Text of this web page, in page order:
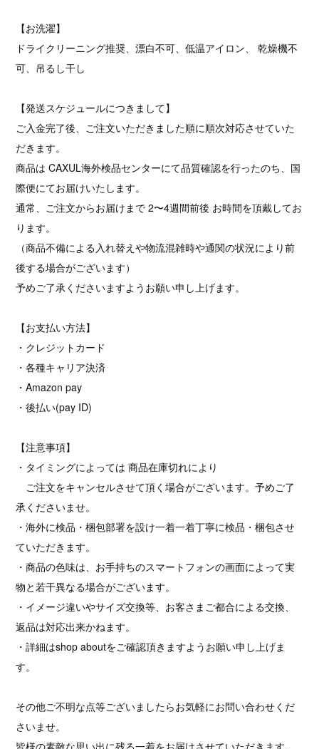
【お洗濯】
ドライクリーニング推奨、漂白不可、低温アイロン、 乾燥機不
可、吊るし干し
【発送スケジュールにつきまして】
ご入金完了後、ご注文いただきました順に順次対応させていた
だきます。
商品は CAXUL海外検品センターにて品質確認を行ったのち、国
際便にてお届けいたします。
通常、ご注文からお届けまで 2〜4週間前後 お時間を頂戴してお
ります。
（商品不備による入れ替えや物流混雑時や通関の状況により前
後する場合がございます）
予めご了承くださいますようお願い申し上げます。
【お支払い方法】
・クレジットカード
・各種キャリア決済
・Amazon pay
・後払い(pay ID)
【注意事項】
・タイミングによっては 商品在庫切れにより
ご注文をキャンセルさせて頂く場合がございます。予めご了
承くださいませ。
・海外に検品・梱包部署を設け一着一着丁寧に検品・梱包させ
ていただきます。
・商品の色味は、お手持ちのスマートフォンの画面によって実
物と若干異なる場合がございます。
・イメージ違いやサイズ交換等、お客さまご都合による交換、
返品は対応出来かねます。
・詳細はshop aboutをご確認頂きますようお願い申し上げま
す。
その他ご不明な点等ございましたらお気軽にお問い合わせくだ
さいませ。